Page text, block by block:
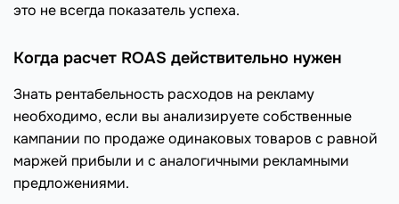
это не всегда показатель успеха.
Когда расчет ROAS действительно нужен
Знать рентабельность расходов на рекламу
необходимо, если вы анализируете собственные
кампании по продаже одинаковых товаров с равной
маржей прибыли и с аналогичными рекламными
предложениями.